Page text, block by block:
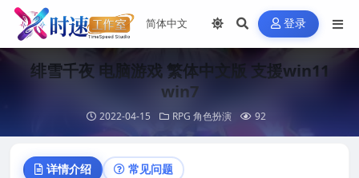
登录
绯雪千夜 电脑游戏 繁体中文版 支援win11
win7
2022-04-15 RPG 角色扮演 92
详情介绍 常见问题